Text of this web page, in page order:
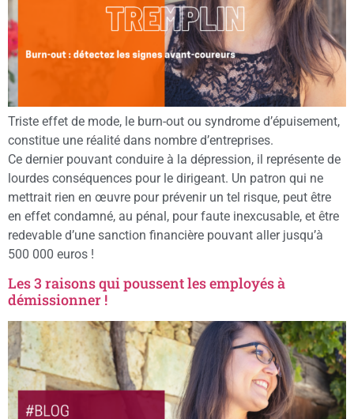
Triste effet de mode, le burn-out ou syndrome d’épuisement,
constitue une réalité dans nombre d’entreprises.
Ce dernier pouvant conduire à la dépression, il représente de
lourdes conséquences pour le dirigeant. Un patron qui ne
mettrait rien en œuvre pour prévenir un tel risque, peut être
en effet condamné, au pénal, pour faute inexcusable, et être
redevable d’une sanction financière pouvant aller jusqu’à
500 000 euros !
Les 3 raisons qui poussent les employés à
démissionner !